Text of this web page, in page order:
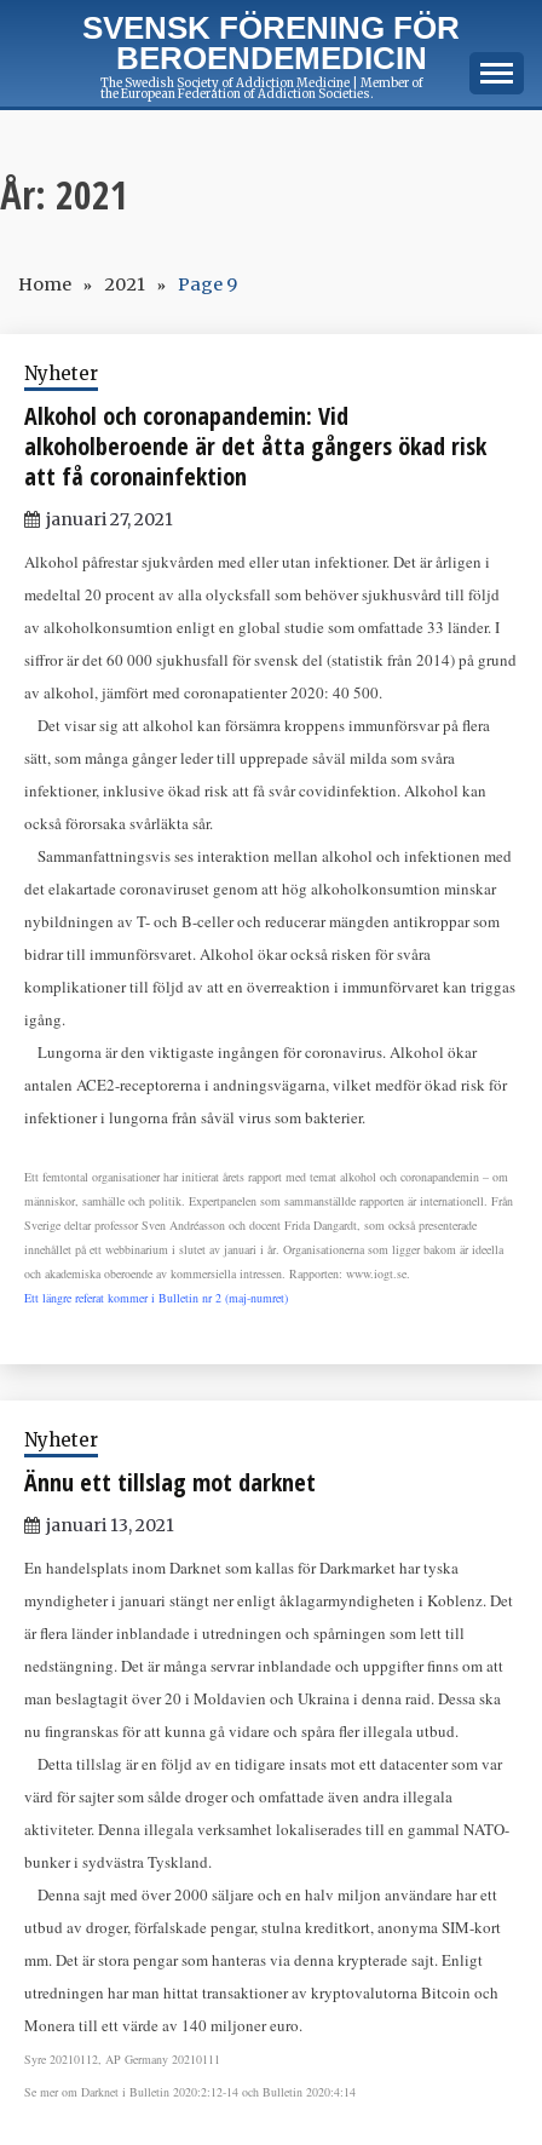
SVENSK FÖRENING FÖR
BEROENDEMEDICIN
The Swedish Society of Addiction Medicine | Member of
the European Federation of Addiction Societies.
År: 2021
Home 2021 Page 9
Nyheter
Alkohol och coronapandemin: Vid
alkoholberoende är det åtta gångers ökad risk
att få coronainfektion
januari 27, 2021
Alkohol påfrestar sjukvården med eller utan infektioner. Det är årligen i
medeltal 20 procent av alla olycksfall som behöver sjukhusvård till följd
av alkoholkonsumtion enligt en global studie som omfattade 33 länder. I
siffror är det 60 000 sjukhusfall för svensk del (statistik från 2014) på grund
av alkohol, jämfört med coronapatienter 2020: 40 500.
Det visar sig att alkohol kan försämra kroppens immunförsvar på flera
sätt, som många gånger leder till upprepade såväl milda som svåra
infektioner, inklusive ökad risk att få svår covidinfektion. Alkohol kan
också förorsaka svårläkta sår.
Sammanfattningsvis ses interaktion mellan alkohol och infektionen med
det elakartade coronaviruset genom att hög alkoholkonsumtion minskar
nybildningen av T- och B-celler och reducerar mängden antikroppar som
bidrar till immunförsvaret. Alkohol ökar också risken för svåra
komplikationer till följd av att en överreaktion i immunförvaret kan triggas
igång.
Lungorna är den viktigaste ingången för coronavirus. Alkohol ökar
antalen ACE2-receptorerna i andningsvägarna, vilket medför ökad risk för
infektioner i lungorna från såväl virus som bakterier.
Ett femtontal organisationer har initierat årets rapport med temat alkohol och coronapandemin – om
människor, samhälle och politik. Expertpanelen som sammanställde rapporten är internationell. Från
Sverige deltar professor Sven Andréasson och docent Frida Dangardt, som också presenterade
innehållet på ett webbinarium i slutet av januari i år. Organisationerna som ligger bakom är ideella
och akademiska oberoende av kommersiella intressen. Rapporten: www.iogt.se.
Ett längre referat kommer i Bulletin nr 2 (maj-numret)
Nyheter
Ännu ett tillslag mot darknet
januari 13, 2021
En handelsplats inom Darknet som kallas för Darkmarket har tyska
myndigheter i januari stängt ner enligt åklagarmyndigheten i Koblenz. Det
är flera länder inblandade i utredningen och spårningen som lett till
nedstängning. Det är många servrar inblandade och uppgifter finns om att
man beslagtagit över 20 i Moldavien och Ukraina i denna raid. Dessa ska
nu fingranskas för att kunna gå vidare och spåra fler illegala utbud.
Detta tillslag är en följd av en tidigare insats mot ett datacenter som var
värd för sajter som sålde droger och omfattade även andra illegala
aktiviteter. Denna illegala verksamhet lokaliserades till en gammal NATO-
bunker i sydvästra Tyskland.
Denna sajt med över 2000 säljare och en halv miljon användare har ett
utbud av droger, förfalskade pengar, stulna kreditkort, anonyma SIM-kort
mm. Det är stora pengar som hanteras via denna krypterade sajt. Enligt
utredningen har man hittat transaktioner av kryptovalutorna Bitcoin och
Monera till ett värde av 140 miljoner euro.
Syre 20210112, AP Germany 20210111
Se mer om Darknet i Bulletin 2020:2:12-14 och Bulletin 2020:4:14